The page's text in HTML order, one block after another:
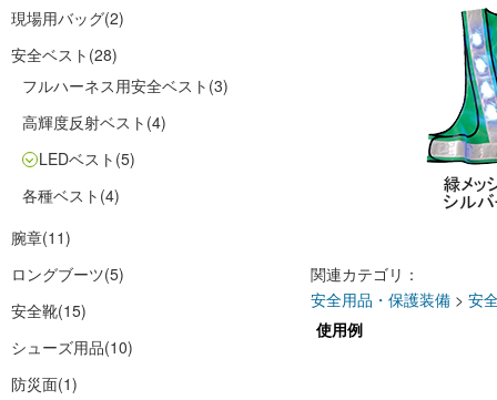
現場用バッグ(2)
安全ベスト (28)
フルハーネス用安全ベスト (3)
高輝度反射ベスト (4)
LEDベスト (5)
各種ベスト (4)
腕章(11)
ロングブーツ(5)
安全靴(15)
シューズ用品(10)
防災面(1)
関連カテゴリ：
安全用品・保護装備 > 安
使用例